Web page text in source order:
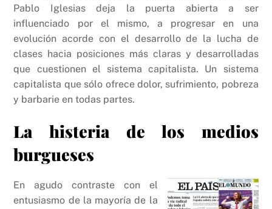
Pablo Iglesias deja la puerta abierta a ser
influenciado por el mismo, a progresar en una
evolución acorde con el desarrollo de la lucha de
clases hacia posiciones más claras y desarrolladas
que cuestionen el sistema capitalista. Un sistema
capitalista que sólo ofrece dolor, sufrimiento, pobreza
y barbarie en todas partes.
La histeria de los medios
burgueses
En agudo contraste con el
entusiasmo de la mayoría de la